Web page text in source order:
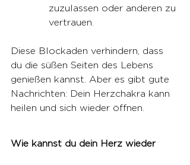
zuzulassen oder anderen zu
vertrauen.
Diese Blockaden verhindern, dass
du die süßen Seiten des Lebens
genießen kannst. Aber es gibt gute
Nachrichten: Dein Herzchakra kann
heilen und sich wieder öffnen.
Wie kannst du dein Herz wieder